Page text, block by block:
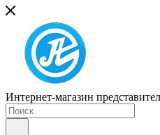
Интернет-магазин